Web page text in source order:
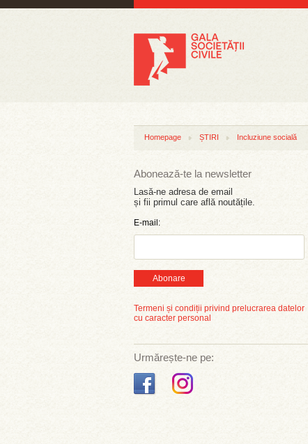
Homepage ȘTIRI Incluziune socială
Abonează-te la newsletter
Lasă-ne adresa de email
și fii primul care află noutățile.
E-mail:
Abonare
Termeni și condiții privind prelucrarea datelor
cu caracter personal
Urmărește-ne pe: